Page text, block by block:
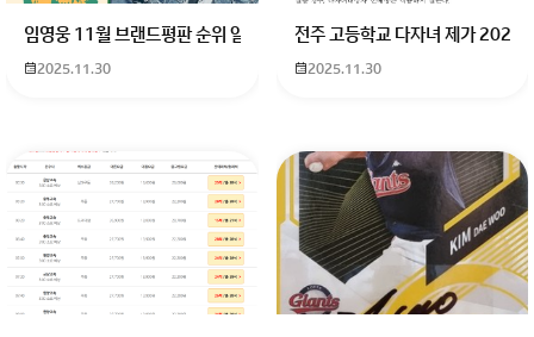
임영웅 11월 브랜드평판 순위 알고싶어요 임영웅 11월 브랜드평판에서
2025.11.30
전주 고등학교 다자녀 제가 2027
2025.11.30